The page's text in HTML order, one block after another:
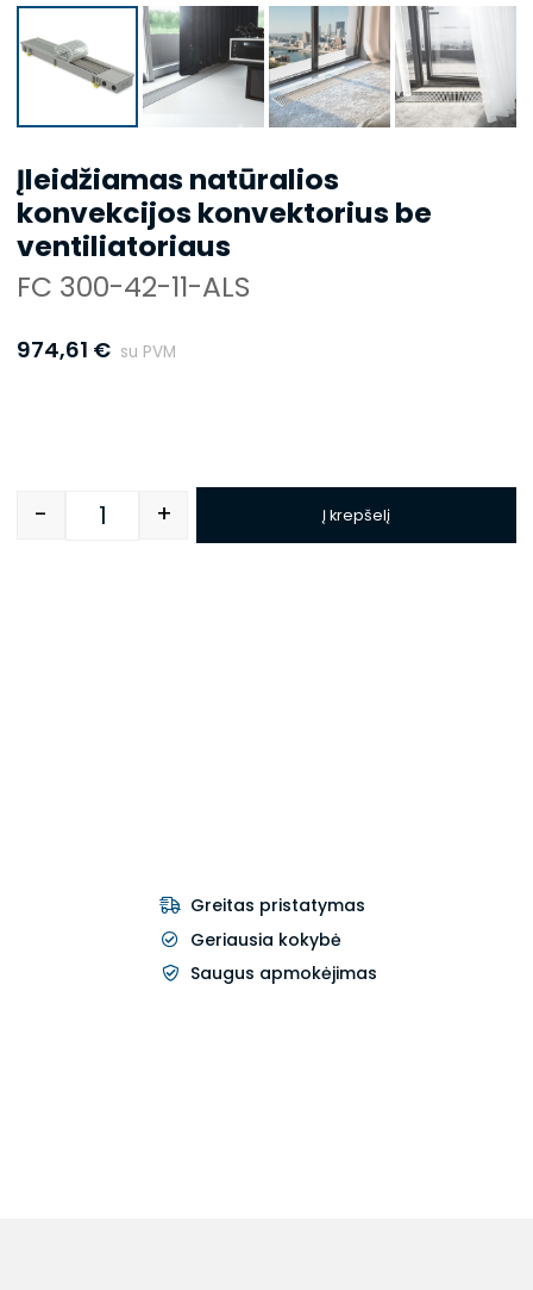
Įleidžiamas natūralios
konvekcijos konvektorius be
ventiliatoriaus
FC 300-42-11-ALS
974,61 € su PVM
Quantity
- + Į krepšelį
Greitas pristatymas
Geriausia kokybė
Saugus apmokėjimas